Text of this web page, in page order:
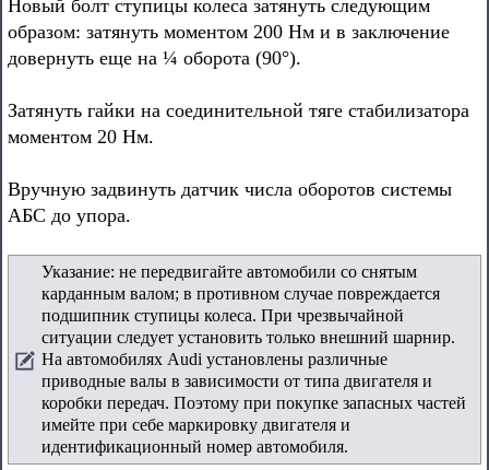
Новый болт ступицы колеса затянуть следующим
образом: затянуть моментом 200 Нм и в заключение
довернуть еще на ¼ оборота (90°).
Затянуть гайки на соединительной тяге стабилизатора
моментом 20 Нм.
Вручную задвинуть датчик числа оборотов системы
АБС до упора.
Указание: не передвигайте автомобили со снятым
карданным валом; в противном случае повреждается
подшипник ступицы колеса. При чрезвычайной
ситуации следует установить только внешний шарнир.
На автомобилях Audi установлены различные
приводные валы в зависимости от типа двигателя и
коробки передач. Поэтому при покупке запасных частей
имейте при себе маркировку двигателя и
идентификационный номер автомобиля.